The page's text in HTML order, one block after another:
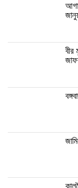
বীর